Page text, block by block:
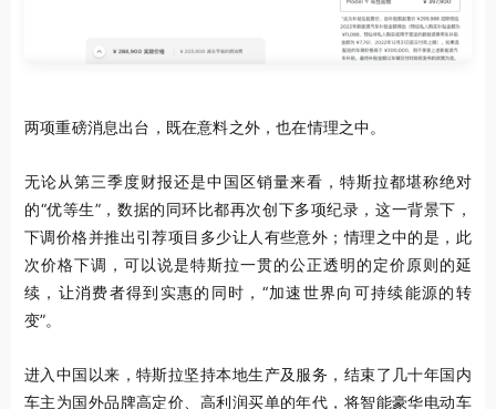
两项重磅消息出台，既在意料之外，也在情理之中。
无论从第三季度财报还是中国区销量来看，特斯拉都堪称绝对
的“优等生”，数据的同环比都再次创下多项纪录，这一背景下，
下调价格并推出引荐项目多少让人有些意外；情理之中的是，此
次价格下调，可以说是特斯拉一贯的公正透明的定价原则的延
续，让消费者得到实惠的同时，“加速世界向可持续能源的转
变”。
进入中国以来，特斯拉坚持本地生产及服务，结束了几十年国内
车主为国外品牌高定价、高利润买单的年代，将智能豪华电动车